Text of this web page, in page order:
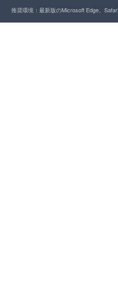
推奨環境：最新版のMicrosoft Edge、